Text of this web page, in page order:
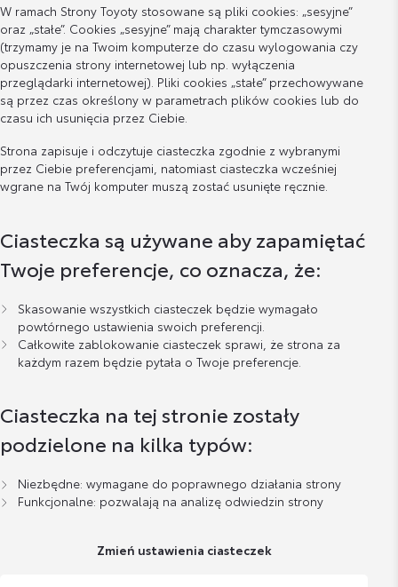
W ramach Strony Toyoty stosowane są pliki cookies: „sesyjne”
oraz „stałe”. Cookies „sesyjne” mają charakter tymczasowymi
(trzymamy je na Twoim komputerze do czasu wylogowania czy
opuszczenia strony internetowej lub np. wyłączenia
przeglądarki internetowej). Pliki cookies „stałe” przechowywane
są przez czas określony w parametrach plików cookies lub do
czasu ich usunięcia przez Ciebie.
Strona zapisuje i odczytuje ciasteczka zgodnie z wybranymi
przez Ciebie preferencjami, natomiast ciasteczka wcześniej
wgrane na Twój komputer muszą zostać usunięte ręcznie.
Ciasteczka są używane aby zapamiętać
Twoje preferencje, co oznacza, że:
Skasowanie wszystkich ciasteczek będzie wymagało
powtórnego ustawienia swoich preferencji.
Całkowite zablokowanie ciasteczek sprawi, że strona za
każdym razem będzie pytała o Twoje preferencje.
Ciasteczka na tej stronie zostały
podzielone na kilka typów:
Niezbędne: wymagane do poprawnego działania strony
Funkcjonalne: pozwalają na analizę odwiedzin strony
Zmień ustawienia ciasteczek